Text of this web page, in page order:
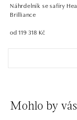
zítra otevřeno
Einsteinova 18,
ALO
Ivanská cesta 16,
Náhrdelník se safíry
Brilliance
od 119 318 Kč
Mohlo by